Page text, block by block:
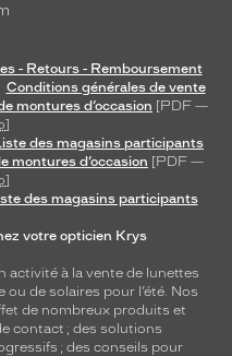
- Retours - Remboursement
Conditions générales de vente
montures d’occasion [PDF —
]
des magasins participants
montures d’occasion [PDF —
]
des magasins participants
votre opticien Krys
activité à la vente de lunettes
ou de solaires pour l’été. Nos
de nombreux produits et
contact ; des solutions
; des conseils pour